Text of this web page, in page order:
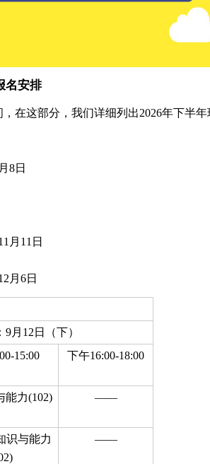
名安排
在这部分，我们详细列出2026年下半
8日
月11日
月6日
月12日（下）
15:00 下午16:00-18:00
能力(102) ——
识与能力
——